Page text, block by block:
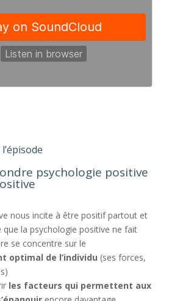
psychologie positive
nous incite à être positif partout et
la psychologie positive ne fait
se concentre sur le
optimal de l’individu (ses forces,
les facteurs qui permettent aux